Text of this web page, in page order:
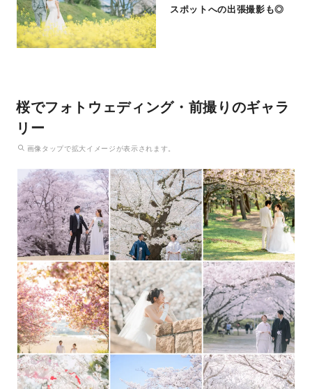
スポットへの出張撮影も◎
桜でフォトウェディング・前撮りのギャラ
リー
画像 タップで拡大イメージが表示されます。